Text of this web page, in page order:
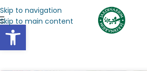
Abrir barra de herramientas
Skip to navigation
Skip to main content